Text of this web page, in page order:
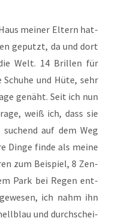
mei­ner Eltern hat­
geputzt, da und dort
Welt. 14 Bril­len für
und Hüte, sehr
genäht. Seit ich nun
weiß ich, dass sie
auf dem Weg
Din­ge fin­de als mei­ne
zum Bei­spiel, 8 Zen­
Park bei Regen ent­
ich nahm ihn
und durch­schei­